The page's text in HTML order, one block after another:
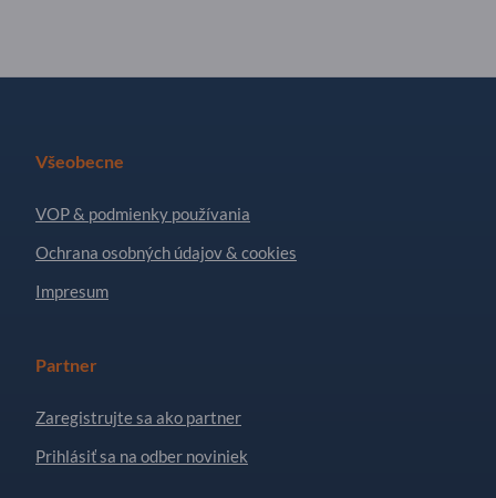
Všeobecne
VOP & podmienky používania
Ochrana osobných údajov & cookies
Impresum
Partner
Zaregistrujte sa ako partner
Prihlásiť sa na odber noviniek